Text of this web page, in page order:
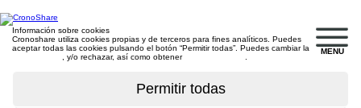
MENU
Información sobre cookies
Cronoshare utiliza cookies propias y de terceros para fines analíticos. Puedes
aceptar todas las cookies pulsando el botón “Permitir todas”. Puedes cambiar la
, y/o rechazar, así como obtener